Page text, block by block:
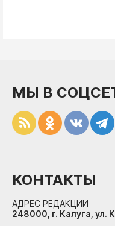
МЫ В
КОНТАКТЫ
АДРЕС РЕДАКЦИИ
248000, г. Калуга, ул.